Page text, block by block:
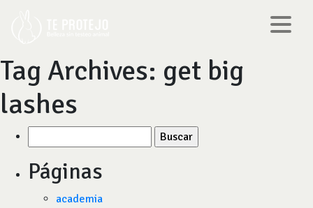
Tag Archives: get big
lashes
por:
Páginas
academia